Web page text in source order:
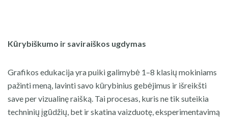
Kūrybiškumo ir saviraiškos ugdymas
Grafikos edukacija yra puiki galimybė 1–8 klasių mokiniams
pažinti meną, lavinti savo kūrybinius gebėjimus ir išreikšti
save per vizualinę raišką. Tai procesas, kuris ne tik suteikia
techninių įgūdžių, bet ir skatina vaizduotę, eksperimentavimą